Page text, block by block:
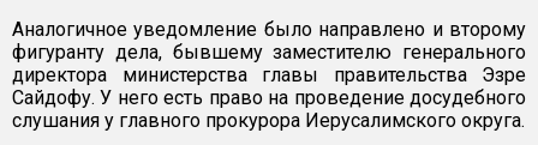
Аналогичное уведомление было направлено и второму
фигуранту дела, бывшему заместителю генерального
директора министерства главы правительства Эзре
Сайдофу. У него есть право на проведение досудебного
слушания у главного прокурора Иерусалимского округа.